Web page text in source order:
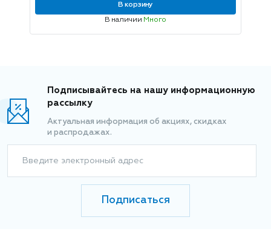
В корзину
В наличии Много
Подписывайтесь на нашу информационную
рассылку
Актуальная информация об акциях, скидках
и распродажах.
Введите электронный адрес
Подписаться